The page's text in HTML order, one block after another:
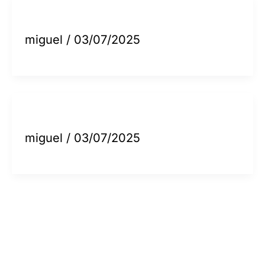
miguel / 03/07/2025
miguel / 03/07/2025